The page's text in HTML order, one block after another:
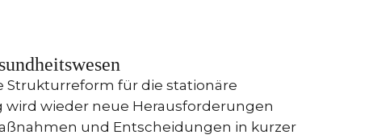
Strukturreform für die stationäre
wieder neue Herausforderungen
und Entscheidungen in kurzer